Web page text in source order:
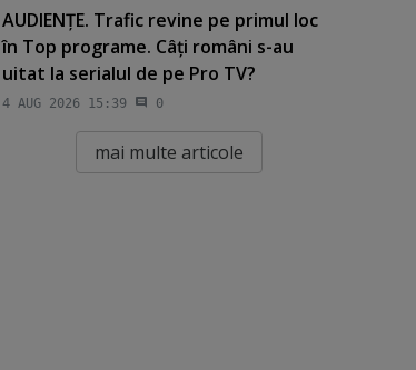
AUDIENŢE. Trafic revine pe primul loc
în Top programe. Câţi români s-au
uitat la serialul de pe Pro TV?
4 AUG 2026 15:39 0
mai multe articole